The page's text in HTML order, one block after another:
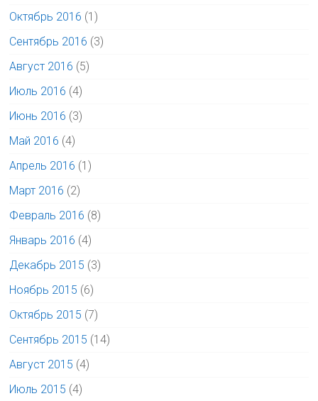
Октябрь 2016 (1)
Сентябрь 2016 (3)
Август 2016 (5)
Июль 2016 (4)
Июнь 2016 (3)
Май 2016 (4)
Апрель 2016 (1)
Март 2016 (2)
Февраль 2016 (8)
Январь 2016 (4)
Декабрь 2015 (3)
Ноябрь 2015 (6)
Октябрь 2015 (7)
Сентябрь 2015 (14)
Август 2015 (4)
Июль 2015 (4)